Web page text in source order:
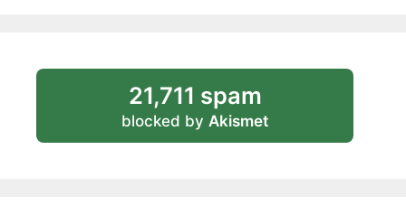
21,711 spam
blocked by Akismet